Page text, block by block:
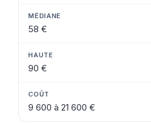
58 €
90 €
9 600 à 21 600 €